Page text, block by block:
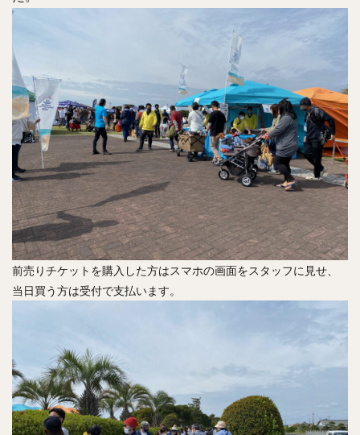
前売りチケットを購入した方はスマホの画面をスタッフに見せ、
当日買う方は受付で支払います。